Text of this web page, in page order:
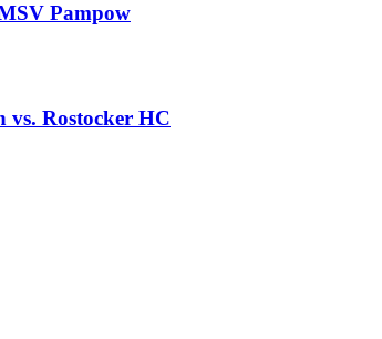
Pampow
vs. Rostocker HC